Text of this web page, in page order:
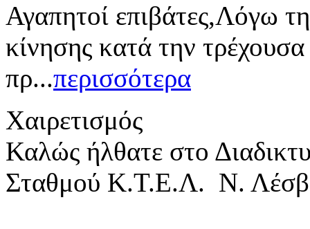
Αγαπητοί επιβάτες,Λόγω
κίνησης κατά την
πρ...περισσότερα
Χαιρετισμός
Καλώς ήλθατε στο
Σταθμού Κ.Τ.Ε.Λ. Ν.